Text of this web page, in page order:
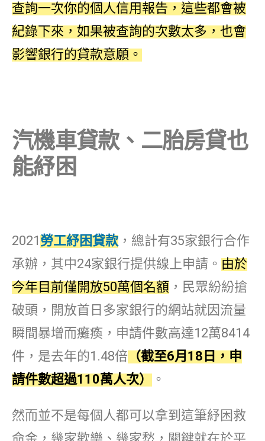
查詢一次你的個人信用報告，這些都會被
紀錄下來，如果被查詢的次數太多，也會
影響銀行的貸款意願。
汽機車貸款、二胎房貸也
能紓困
2021 勞工紓困貸款 ，總計有35家銀行合作
承辦，其中24家銀行提供線上申請。 由於
今年目前僅開放50萬個名額 ，民眾紛紛搶
破頭，開放首日多家銀行的網站就因流量
瞬間暴增而癱瘓，申請件數高達12萬8414
件，是去年的1.48倍 （截至6月18日，申
請件數超過110萬人次） 。
然而並不是每個人都可以拿到這筆紓困救